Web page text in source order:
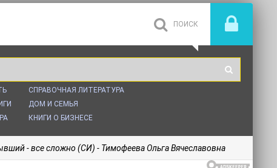
СПРАВОЧНАЯ ЛИТЕРАТУРА
ДОМ И СЕМЬЯ
КНИГИ О БИЗНЕСЕ
- все сложно (СИ) - Тимофеева Ольга Вячеславовна